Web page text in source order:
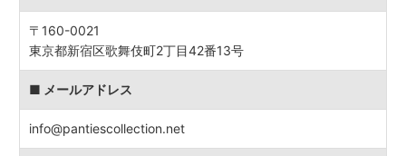
〒160-0021
東京都新宿区歌舞伎町2丁目42番13号
■ メールアドレス
info@pantiescollection.net